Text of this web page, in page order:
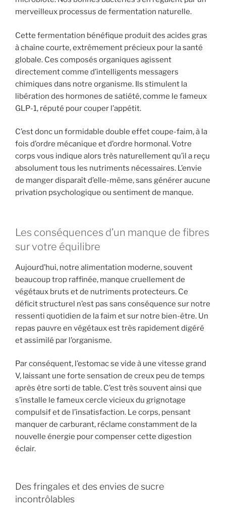
merveilleux processus de fermentation naturelle.
Cette fermentation bénéfique produit des acides gras
à chaîne courte, extrêmement précieux pour la santé
globale. Ces composés organiques agissent
directement comme d’intelligents messagers
chimiques dans notre organisme. Ils stimulent la
libération des hormones de satiété, comme le fameux
GLP-1, réputé pour couper l’appétit.
C’est donc un formidable double effet coupe-faim, à la
fois d’ordre mécanique et d’ordre hormonal. Votre
corps vous indique alors très naturellement qu’il a reçu
absolument tous les nutriments nécessaires. L’envie
de manger disparaît d’elle-même, sans générer aucune
privation psychologique ou sentiment de manque.
Les conséquences d’un manque de fibres
sur votre équilibre
Aujourd’hui, notre alimentation moderne, souvent
beaucoup trop raffinée, manque cruellement de
végétaux bruts et de nutriments protecteurs. Ce
déficit structurel n’est pas sans conséquence sur notre
ressenti quotidien de la faim et sur notre bien-être. Un
repas pauvre en végétaux est très rapidement digéré
et assimilé par l’organisme.
Par conséquent, l’estomac se vide à une vitesse grand
V, laissant une forte sensation de creux peu de temps
après être sorti de table. C’est très souvent ainsi que
s’installe le fameux cercle vicieux du grignotage
compulsif et de l’insatisfaction. Le corps, pensant
manquer de carburant, réclame constamment de la
nouvelle énergie pour compenser cette digestion
éclair.
Des fringales et des envies de sucre
incontrôlables